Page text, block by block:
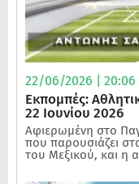
22/06/2026 | 20:06
Εκπομπές:
22 Ιουνίου 2026
Αφιερωμένη στο
που παρουσιάζει
του Μεξικού, και η